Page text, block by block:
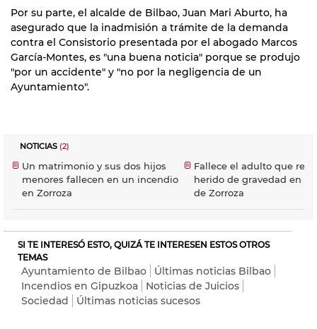
Por su parte, el alcalde de Bilbao, Juan Mari Aburto, ha
asegurado que la inadmisión a trámite de la demanda
contra el Consistorio presentada por el abogado Marcos
García-Montes, es "una buena noticia" porque se produjo
"por un accidente" y "no por la negligencia de un
Ayuntamiento".
NOTICIAS (2)
Un matrimonio y sus dos hijos
menores fallecen en un incendio
en Zorroza
Fallece el adulto que
herido de gravedad en el
de Zorroza
SI TE INTERESÓ ESTO, QUIZÁ TE INTERESEN ESTOS OTROS
TEMAS
Ayuntamiento de Bilbao
Últimas noticias Bilbao
Incendios en Gipuzkoa
Noticias de Juicios
Sociedad
Últimas noticias sucesos